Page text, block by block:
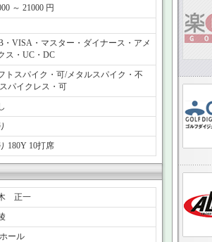
～ 21000 円
・VISA・マスター・ダイナース・アメ
ス・UC・DC
トスパイク・可/メタルスパイク・不
パイクレス・可
180Y 10打席
正一
ール